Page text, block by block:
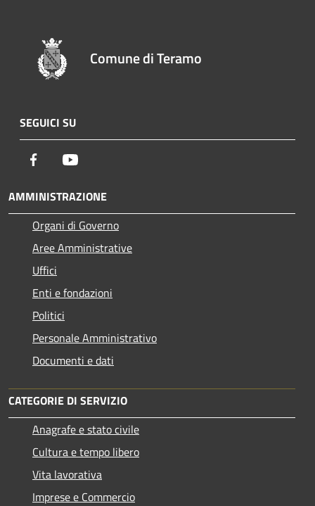
Comune di Teramo
SEGUICI SU
Facebook
AMMINISTRAZIONE
Organi di Governo
Aree Amministrative
Uffici
Enti e fondazioni
Politici
Personale Amministrativo
Documenti e dati
CATEGORIE DI SERVIZIO
Anagrafe e stato civile
Cultura e tempo libero
Vita lavorativa
Imprese e Commercio